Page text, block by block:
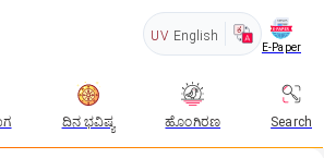
UV English
E-Paper
ದಿನ ಭವಿಷ್ಯ ಹೊಂಗಿರಣ Search